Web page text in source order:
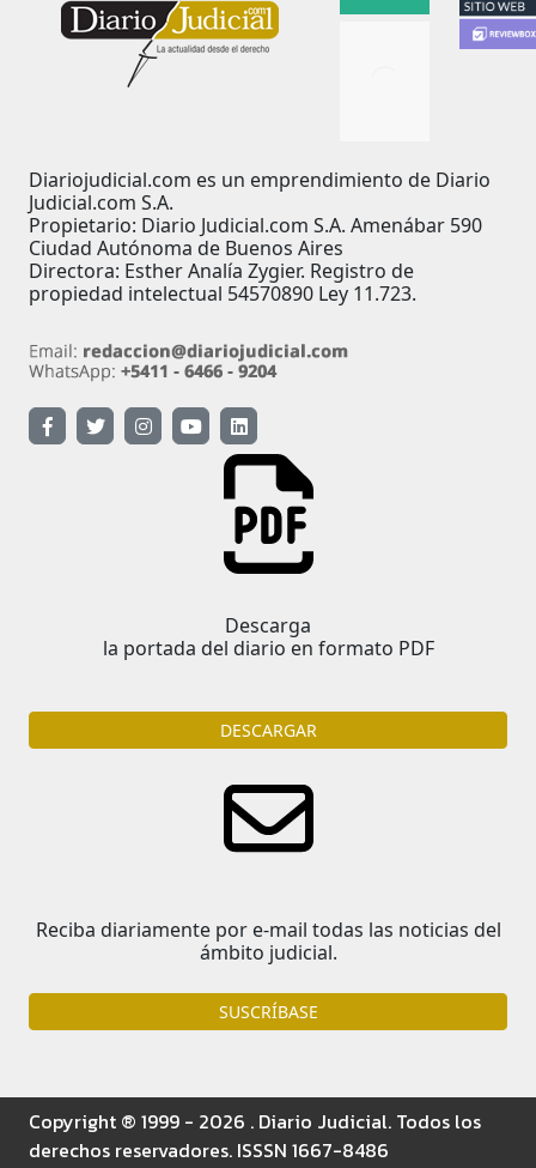
Diariojudicial.com es un emprendimiento de Diario
Judicial.com S.A.
Propietario: Diario Judicial.com S.A. Amenábar 590
Ciudad Autónoma de Buenos Aires
Directora: Esther Analía Zygier. Registro de
propiedad intelectual 54570890 Ley 11.723.
Descarga
la portada del diario en formato PDF
DESCARGAR
Reciba diariamente por e-mail todas las noticias del
ámbito judicial.
SUSCRÍBASE
Copyright ® 1999 - 2026 . Diario Judicial. Todos los
derechos reservadores. ISSSN 1667-8486